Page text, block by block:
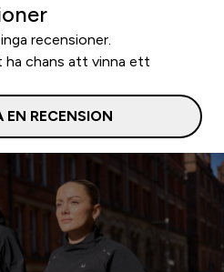
recensioner.
ha chans att vinna ett
EN RECENSION